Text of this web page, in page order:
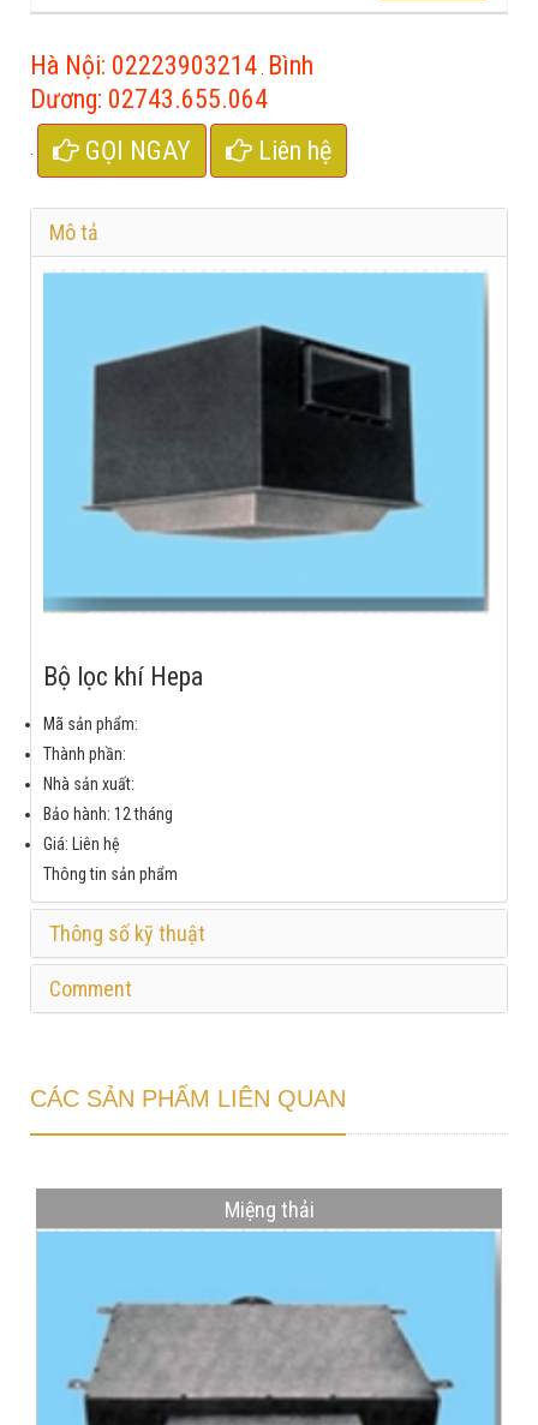
Hà Nội: 02223903214 Bình
Dương: 02743.655.064
GỌI NGAY Liên hệ
Mô tả
Bộ lọc khí Hepa
Mã sản phẩm:
Thành phần:
Nhà sản xuất:
Bảo hành: 12 tháng
Giá: Liên hệ
Thông tin sản phẩm
Thông số kỹ thuật
Comment
CÁC SẢN PHẨM LIÊN QUAN
Miệng thải